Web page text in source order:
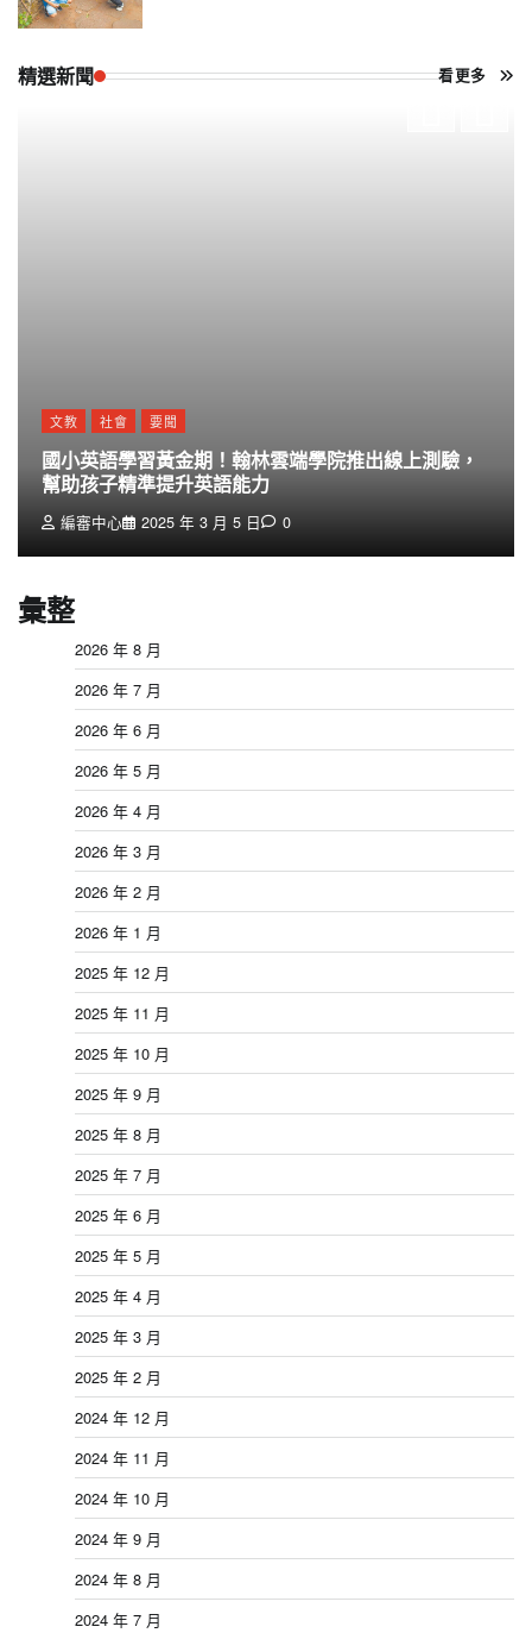
精選新聞 看更多
文教 社會 要聞
國小英語學習黃金期！翰林雲端學院推出線上測驗，
幫助孩子精準提升英語能力
編審中心 2025 年 3 月 5 日 0
彙整
2026 年 8 月
2026 年 7 月
2026 年 6 月
2026 年 5 月
2026 年 4 月
2026 年 3 月
2026 年 2 月
2026 年 1 月
2025 年 12 月
2025 年 11 月
2025 年 10 月
2025 年 9 月
2025 年 8 月
2025 年 7 月
2025 年 6 月
2025 年 5 月
2025 年 4 月
2025 年 3 月
2025 年 2 月
2024 年 12 月
2024 年 11 月
2024 年 10 月
2024 年 9 月
2024 年 8 月
2024 年 7 月